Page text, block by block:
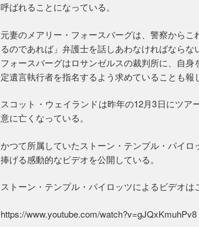
呼ばれることになっている。
元妻のメアリー・フォースバーグは、警察から
るのであれば」弁護士を話しあわなければなら
フォースバーグはロサンゼルスの裁判所に、自
定遺言執行者を指名するよう求めていることも報
スコット・ウェイランドは昨年の12月3日にツ
意に亡くなっている。
かつて所属していたストーン・テンプル・パイ
捧げる感動的なビデオを公開している。
ストーン・テンプル・パイロッツによるビデオは
https://www.youtube.com/watch?v=gJQxKmuhPv8